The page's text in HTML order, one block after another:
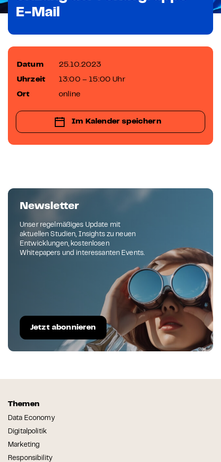
E-Mail
Datum 25.10.2023
Uhrzeit 13:00 – 15:00 Uhr
Ort online
Im Kalender speichern
Newsletter
Unser regelmäßiges Update mit
aktuellen Studien, Insights zu neuen
Entwicklungen, kostenlosen
Whitepapers und interessanten Events.
Jetzt abonnieren
Themen
Data Economy
Digitalpolitik
Marketing
Responsibility